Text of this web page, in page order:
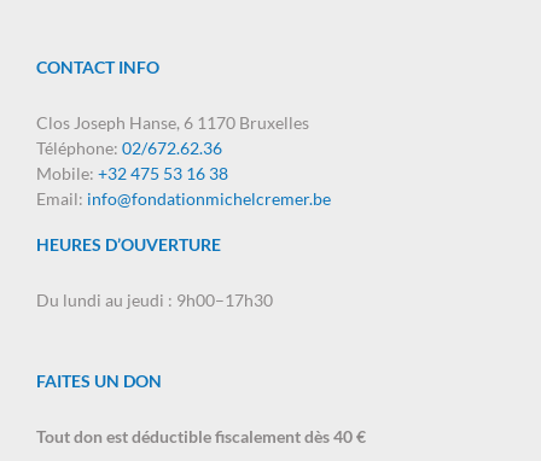
CONTACT INFO
Clos Joseph Hanse, 6 1170 Bruxelles
Téléphone: 02/672.62.36
Mobile: +32 475 53 16 38
Email: info@fondationmichelcremer.be
HEURES D’OUVERTURE
Du lundi au jeudi : 9h00–17h30
FAITES UN DON
Tout don est déductible fiscalement dès 40 €